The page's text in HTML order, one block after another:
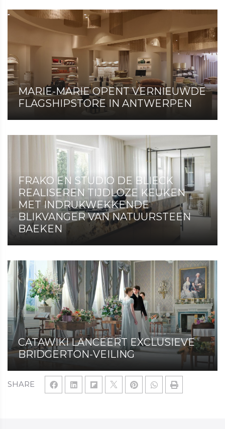
SHARE
MARIE-MARIE OPENT VERNIEUWDE
FLAGSHIPSTORE IN ANTWERPEN
FRAKO EN STUDIO DE BLIECK
REALISEREN TIJDLOZE KEUKEN
MET INDRUKWEKKENDE
BLIKVANGER VAN NATUURSTEEN
BAEKEN
CATAWIKI LANCEERT EXCLUSIEVE
BRIDGERTON-VEILING